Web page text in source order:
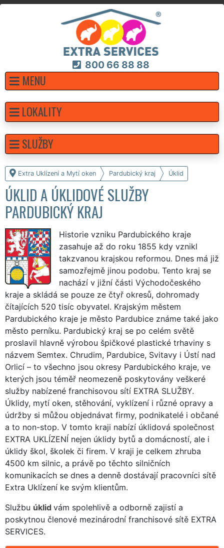
800 66 88 88
MENU
Extra Uklízení a Mytí oken Pardubický kraj Úklid
ÚKLID A ÚKLIDOVÉ SLUŽBY
PARDUBICKÝ KRAJ
Historie vzniku Pardubického kraje
zasahuje až do roku 1855 kdy vznikl
takzvanou krajskou reformou. Dnes má již
samozřejmě jinou podobu. Tento kraj se
nachází v jižní části Východočeského
kraje a skládá se pouze ze čtyř okresů, dohromady
čítajících 520 tisíc obyvatel. Krajským městem
Pardubického kraje je město Pardubice známe také jako
město perníku. Pardubický kraj se po celém světě
proslavil hlavně výrobou špičkové plastické trhaviny s
názvem Semtex. Chrudim, Pardubice, Svitavy i Ústí nad
Orlicí – to všechno jsou okresy Pardubického kraje, ve
kterých jsou téměř neomezeně poskytovány veškeré
služby nabízené franchisovou sítí EXTRA SLUŽBY.
Úklidy, mytí oken, stěhování, vyklízení i různé opravy a
údržby si můžou objednávat firmy, podnikatelé i občané
a to non-stop. V tomto kraji nabízí úklidová společnost
EXTRA UKLÍZENÍ nejen úklidy bytů a domácností, ale i
úklidy škol, školek či firem. V kraji je celkem zhruba
4500 km silnic, a právě po těchto silničních
komunikacích se dnes a denně dostávají pracovníci sítě
Extra Uklízení ke svým klientům.
Službu úklid vám spolehlivě a odborně zajistí a
poskytnou členové mezinárodní franchisové sítě EXTRA
SERVICES.
LOKALITY
SLUŽBY